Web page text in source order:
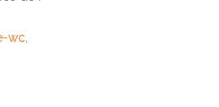
wc,